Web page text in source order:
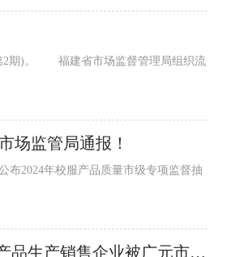
2期)。 福建省市场监督管理局组织流
场监管局通报！
4批次不符合规定的绝缘用挤塑聚苯乙烯泡沫板（XPS）等产品生产销售企业被广元市市场监督管理局通报！